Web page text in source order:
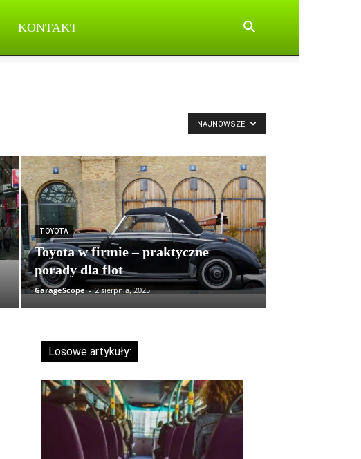
KONTAKT
NAJNOWSZE
TOYOTA
Toyota w firmie – praktyczne
porady dla flot
GarageScope - 2 sierpnia, 2025
Losowe artykuły: